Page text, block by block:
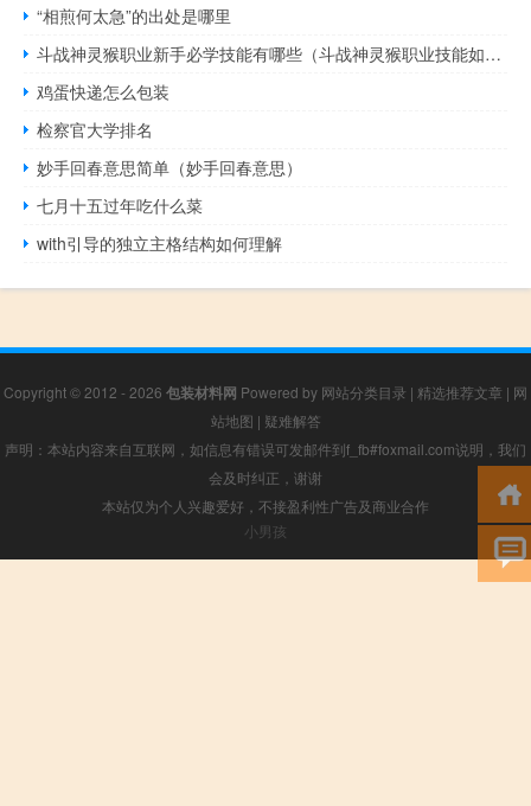
“相煎何太急”的出处是哪里
斗战神灵猴职业新手必学技能有哪些（斗战神灵猴职业技能如何选择）
鸡蛋快递怎么包装
检察官大学排名
妙手回春意思简单（妙手回春意思）
七月十五过年吃什么菜
with引导的独立主格结构如何理解
Copyright © 2012 - 2026 包装材料网 Powered by 网站分类目录 | 精选推荐文章 | 网
站地图 | 疑难解答
声明：本站内容来自互联网，如信息有错误可发邮件到f_fb#foxmail.com说明，我们
会及时纠正，谢谢
本站仅为个人兴趣爱好，不接盈利性广告及商业合作
小男孩